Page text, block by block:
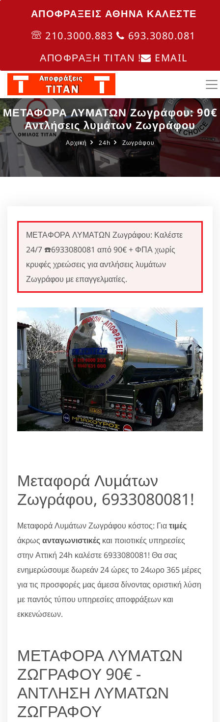
ΑΠΟΦΡΑΞΕΙΣ ΑΘΗΝΑ ΚΑΛΈΣΤΕ
210.3000.883
693.3080.081
ΑΠΟΦΡΑΞΗ ΤΙΤΑΝ !
EMAIL
ΜΕΤΑΦΟΡΑ ΛΥΜΑΤΩΝ Ζωγράφου: 90€
Αντλήσεις λυμάτων Ζωγράφου
Αρχική 24h Ζωγράφου
ΜΕΤΑΦΟΡΑ ΛΥΜΑΤΩΝ Ζωγράφου: Καλέστε
24/7 ☎️6933080081 από 90€ + ΦΠΑ χωρίς
κρυφές χρεώσεις για αντλήσεις λυμάτων
Ζωγράφου με επαγγελματίες.
Μεταφορά Λυμάτων
Ζωγράφου, 6933080081!
Μεταφορά Λυμάτων Ζωγράφου κόστος: Γιατιμές
άκρως ανταγωνιστικές και ποιοτικές υπηρεσίες
στην Αττική 24h καλέστε 6933080081! Θα σας
ενημερώσουμε δωρεάν 24 ώρες το 24ωρο 365 μέρες
για τις προσφορές μας άμεσα δίνοντας οριστική λύση
με παντός τύπου υπηρεσίες αποφράξεων και
εκκενώσεων.
ΜΕΤΑΦΟΡΑ ΛΥΜΑΤΩΝ
ΖΩΓΡΑΦΟΥ 90€ -
ΑΝΤΛΗΣΗ ΛΥΜΑΤΩΝ
ΖΩΓΡΑΦΟΥ